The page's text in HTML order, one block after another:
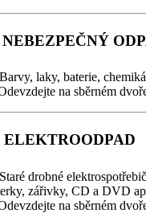
laky, baterie,
na sběrném
ELEKTROODPAD
drobné
zářivky, CD a DVD
na sběrném